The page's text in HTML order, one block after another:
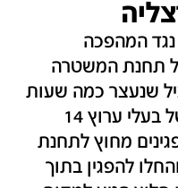
המהפכה
תחנת המשטרה
שנעצר כמה שעות
קודם לכן בהפגנה מול ביתו של בעלי ערוץ 14
מחוץ לתחנת
להפגין בתוך